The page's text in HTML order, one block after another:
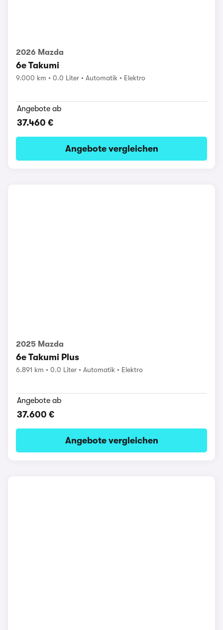
2026 Mazda
6e Takumi
9.000 km 0.0 Liter Automatik Elektro
Angebote ab
37.460 €
Angebote vergleichen
2025 Mazda
6e Takumi Plus
6.891 km 0.0 Liter Automatik Elektro
Angebote ab
37.600 €
Angebote vergleichen